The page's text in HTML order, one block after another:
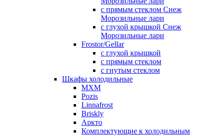
с прямым стеклом Снеж
Морозильные лари
с глухой крышкой Снеж
Морозильные лари
Frostor/Gellar
с глухой крышкой
с прямым стеклом
с гнутым стеклом
Шкафы холодильные
МХМ
Pozis
Linnafrost
Briskly
Аркто
Комплектующие к холодильным